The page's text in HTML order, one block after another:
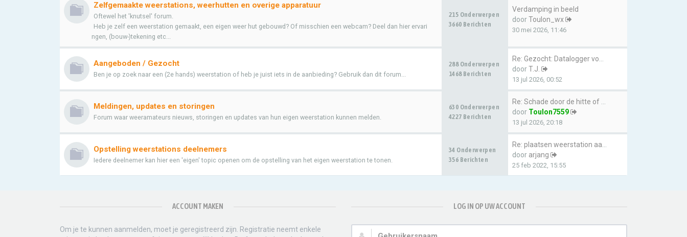
Zelfgemaakte weerstations, weerhutten en overige apparatuur
Oftewel het 'knutsel' forum.
Heb je zelf een weerstation gemaakt, een eigen weer hut gebouwd? Of misschien een webcam? Deel dan hier ervari
ngen, (bouw-)tekening etc...
215 Onderwerpen
3660 Berichten
Verdamping in beeld
doorToulon_wx
30 mei 2026, 11:46
Aangeboden / Gezocht
Ben je op zoek naar een (2e hands) weerstation of heb je juist iets in de aanbieding? Gebruik dan dit forum...
288 Onderwerpen
1468 Berichten
doorT.J.
13 jul 2026, 00:52
Meldingen, updates en storingen
Forum waar weeramateurs nieuws, storingen en updates van hun eigen weerstation kunnen melden.
630 Onderwerpen
4227 Berichten
door Toulon7559
13 jul 2026, 20:18
Opstelling weerstations deelnemers
Iedere deelnemer kan hier een 'eigen' topic openen om de opstelling van het eigen weerstation te tonen.
34 Onderwerpen
356 Berichten
door arjang
25 feb 2022, 15:55
ACCOUNT MAKEN
Om je te kunnen aanmelden, moet je geregistreerd zijn. Registratie neemt enkele
LOG IN OP UW ACCOUNT
Gebruikersnaam: